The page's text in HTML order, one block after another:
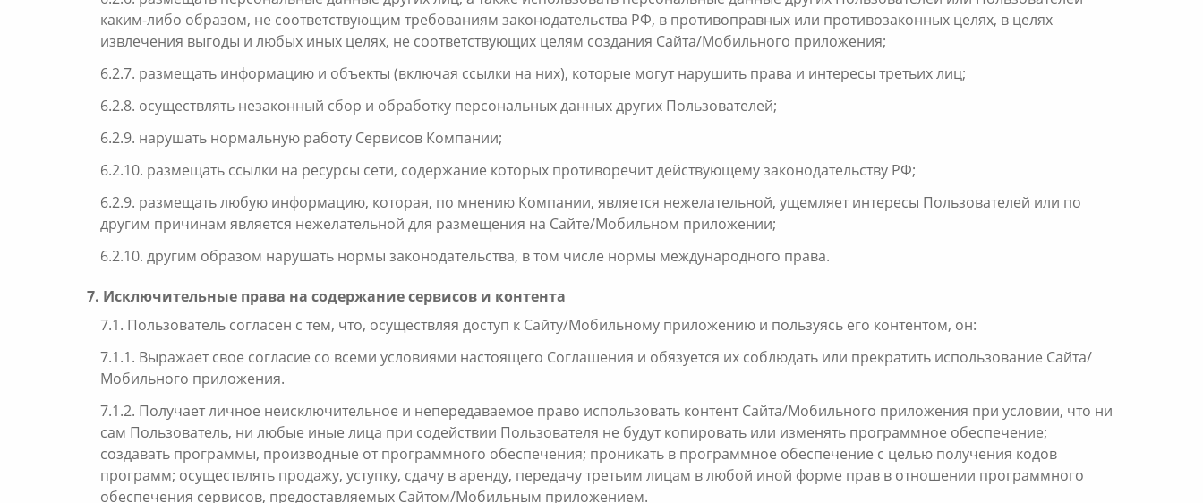
каким-либо образом, не соответствующим требованиям законодательства РФ, в противоправных или противозаконных целях, в целях
извлечения выгоды и любых иных целях, не соответствующих целям создания Сайта/Мобильного приложения;
6.2.7. размещать информацию и объекты (включая ссылки на них), которые могут нарушить права и интересы третьих лиц;
6.2.8. осуществлять незаконный сбор и обработку персональных данных других Пользователей;
6.2.9. нарушать нормальную работу Сервисов Компании;
6.2.10. размещать ссылки на ресурсы сети, содержание которых противоречит действующему законодательству РФ;
6.2.9. размещать любую информацию, которая, по мнению Компании, является нежелательной, ущемляет интересы Пользователей или по
другим причинам является нежелательной для размещения на Сайте/Мобильном приложении;
6.2.10. другим образом нарушать нормы законодательства, в том числе нормы международного права.
7. Исключительные права на содержание сервисов и контента
7.1. Пользователь согласен с тем, что, осуществляя доступ к Сайту/Мобильному приложению и пользуясь его контентом, он:
7.1.1. Выражает свое согласие со всеми условиями настоящего Соглашения и обязуется их соблюдать или прекратить использование Сайта/
Мобильного приложения.
7.1.2. Получает личное неисключительное и непередаваемое право использовать контент Сайта/Мобильного приложения при условии, что ни
сам Пользователь, ни любые иные лица при содействии Пользователя не будут копировать или изменять программное обеспечение;
создавать программы, производные от программного обеспечения; проникать в программное обеспечение с целью получения кодов
программ; осуществлять продажу, уступку, сдачу в аренду, передачу третьим лицам в любой иной форме прав в отношении программного
обеспечения сервисов, предоставляемых Сайтом/Мобильным приложением.